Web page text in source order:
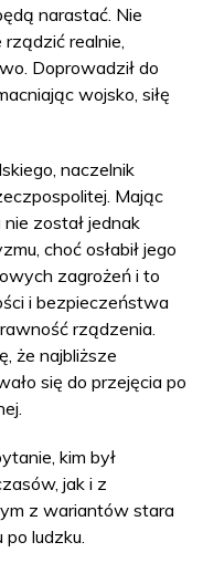
narastać. Nie
rządzić realnie,
Doprowadził do
wojsko, siłę
naczelnik
Mając
został jednak
choć osłabił jego
zagrożeń i to
i bezpieczeństwa
rządzenia.
że najbliższe
się do przejęcia po
kim był
jak i z
z wariantów stara
ludzku.